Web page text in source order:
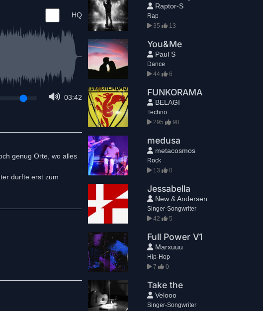
HQ
03:42
genug Orte, wo alles
durfte erst zum
Raptor-S
Rap
35
13
You&Me
Paul S
Dance
44
6
FUNKORAMA
BELAGI
Techno
295
90
medusa
metacosmos
Rock
13
0
Jessabella
New & Andersen
Singer-Songwriter
42
5
Full Power V1
Marxuuu
Hip-Hop
7
0
Take the
Velooo
Singer-Songwriter